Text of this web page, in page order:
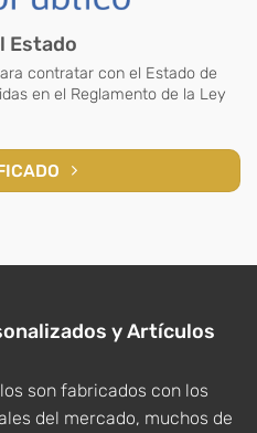
Estado
contratar con el Estado de
en el Reglamento de la Ley
y Artículos
son fabricados con los
del mercado, muchos de